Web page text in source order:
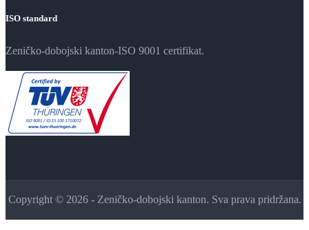
ISO standard
Zeničko-dobojski kanton-ISO 9001 certifikat.
Copyright © 2026 - Zeničko-dobojski kanton. Sva prava pridržana.